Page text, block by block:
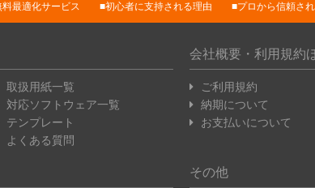
最適化サービス 初心者に支持される理由 プロから信頼さ
取扱用紙一覧
対応ソフトウェア一覧
テンプレート
よくある質問
会社概要・利用規約
ご利用規約
納期について
お支払いについて
その他